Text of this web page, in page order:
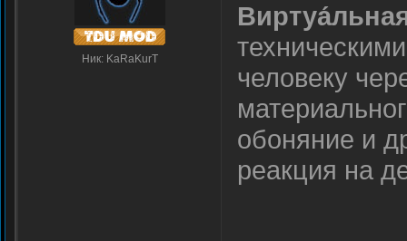
Ник: KaRaKurT
человеку
обоняние и
реакция на